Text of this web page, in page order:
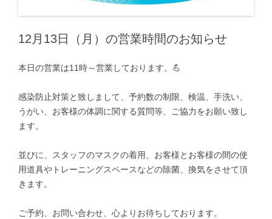
12月13日（月）の営業時間のお知らせ
本日の営業は11時～営業しております。💪
感染防止対策と致しまして、予約数の制限、検温、手洗い、
うがい、お客様の体調に関する質問等、ご協力をお願い致し
ます。
並びに、スタッフのマスクの着用、お客様とお客様の間の使
用道具やトレーニングスペースなどの除菌、換気をさせて頂
きます。
ご予約、お問い合わせ、心よりお待ちしております。